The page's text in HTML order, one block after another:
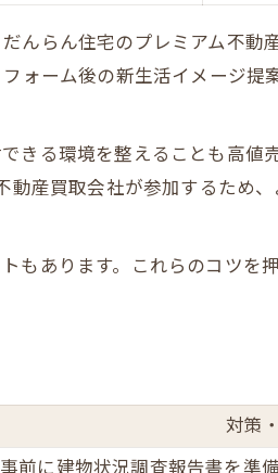
らん住宅のプレミアム不動
ォーム後の新生活イメージ提
る環境を整えることも高値
産買取会社が参加するため
あります。これらのコツを
対策